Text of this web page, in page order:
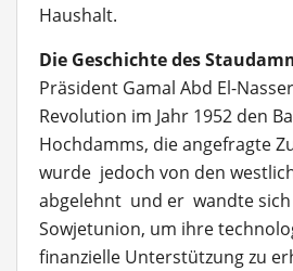
Haushalt.
Die Geschichte des
Präsident Gamal Abd El-
Revolution im Jahr 1952 den
Hochdamms, die angefragte
wurde jedoch von den
abgelehnt und er wandte
Sowjetunion, um ihre
finanzielle Unterstützung zu